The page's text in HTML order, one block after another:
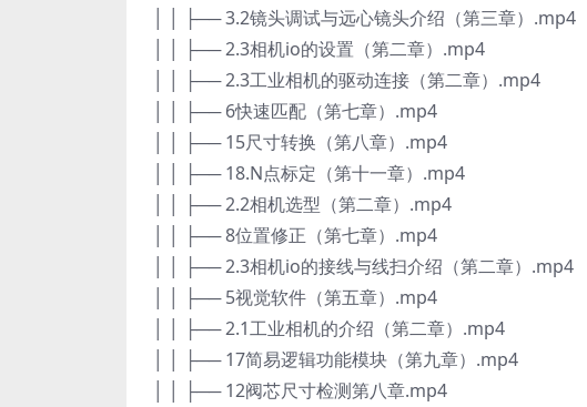
│ │ ├── 3.2镜头调试与远心镜头介绍（第三章）.mp4
│ │ ├── 2.3相机io的设置（第二章）.mp4
│ │ ├── 2.3工业相机的驱动连接（第二章）.mp4
│ │ ├── 6快速匹配（第七章）.mp4
│ │ ├── 15尺寸转换（第八章）.mp4
│ │ ├── 18.N点标定（第十一章）.mp4
│ │ ├── 2.2相机选型（第二章）.mp4
│ │ ├── 8位置修正（第七章）.mp4
│ │ ├── 2.3相机io的接线与线扫介绍（第二章）.mp4
│ │ ├── 5视觉软件（第五章）.mp4
│ │ ├── 2.1工业相机的介绍（第二章）.mp4
│ │ ├── 17简易逻辑功能模块（第九章）.mp4
│ │ ├── 12阀芯尺寸检测第八章.mp4